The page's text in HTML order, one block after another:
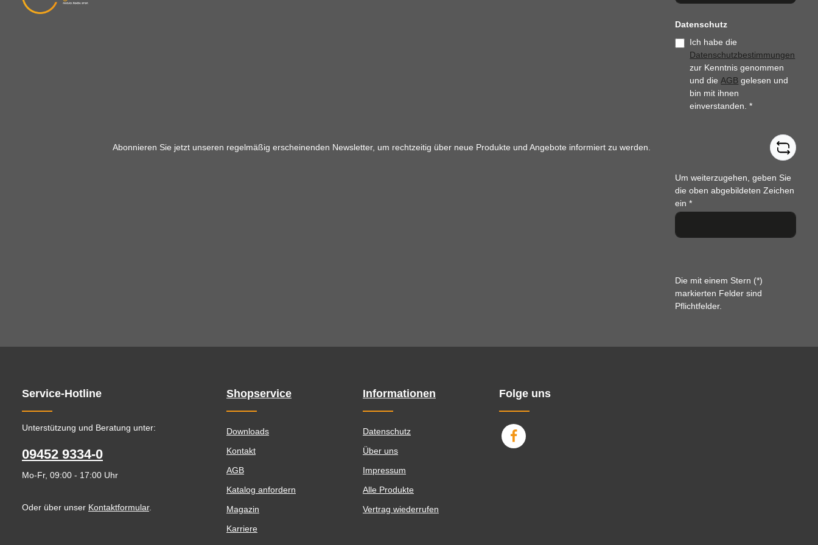
Abonnieren Sie jetzt unseren regelmäßig erscheinenden Newsletter, um rechtzeitig über neue Produkte und Angebote informiert zu werden.
Datenschutz
Ich habe die
Datenschutzbestimmungen
zur Kenntnis genommen
und dieAGB gelesen und
bin mit ihnen
einverstanden.*
Um weiterzugehen, geben Sie
die oben abgebildeten Zeichen
ein*
Die mit einem Stern (*)
markierten Felder sind
Pflichtfelder.
Service-Hotline
Unterstützung und Beratung unter:
09452 9334-0
Mo-Fr, 09:00 - 17:00 Uhr
Oder über unser Kontaktformular.
Shopservice
Downloads
Kontakt
AGB
Katalog anfordern
Magazin
Karriere
Informationen
Datenschutz
Über uns
Impressum
Alle Produkte
Vertrag wiederrufen
Folge uns